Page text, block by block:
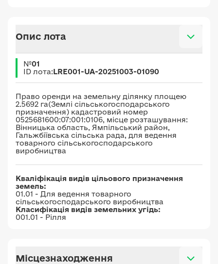
Опис лота
№01
ID лота:LRE001-UA-20251003-01090
Право оренди на земельну ділянку площею
2.5692 га(Землі сільськогосподарського
призначення) кадастровий номер
0525681600:07:001:0106, місце розташування:
Вінницька область, Ямпільський район,
Гальжбіївська сільська рада, для ведення
товарного сільськогосподарського
виробництва
Кваліфікація видів цільового призначення
земель:
01.01 - Для ведення товарного
сільськогосподарського виробництва
Класифікація видів земельних угідь:
001.01 - Рілля
Місцезнаходження